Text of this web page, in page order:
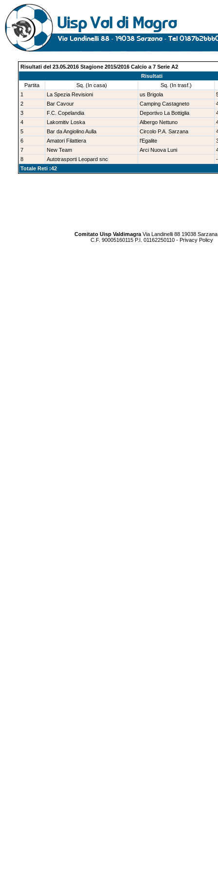
Risultati del 23.05.2016 Stagione 2015/2016 Calcio a 7 Serie A2
Risultati
Partita
Sq. (In casa)
Sq. (In trasf.)
1
La Spezia Revisioni us Brigola
2
Bar Cavour Camping Castagneto
3
F.C. Copelandia Deportivo La Bottiglia
4
Lakomitiv Loska Albergo Nettuno
5
Bar da Angiolino Aulla Circolo P.A. Sarzana
6
Amatori Filattiera l'Egalite
7
New Team Arci Nuova Luni
8
Autotrasporti Leopard snc
-
Totale Reti :42
Comitato Uisp Valdimagra Via Landinelli 88 19038
C.F. 90005160115 P.I. 01162250110 - Privacy Policy